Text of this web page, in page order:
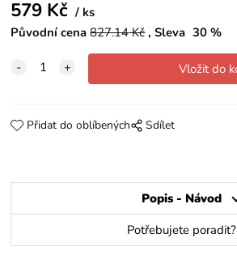
579 Kč
ks
Původní cena 827.14Kč Sleva 30 %
Přidat do oblíbených Sdílet
Popis - Návod
Potřebujete poradit?